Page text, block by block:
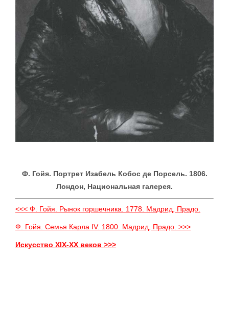
Ф. Гойя. Портрет Изабель Кобос де Порсель. 1806.
Лондон, Национальная галерея.
<<< Ф. Гойя. Рынок горшечника. 1778. Мадрид, Прадо.
Ф. Гойя. Семья Карла IV. 1800. Мадрид, Прадо. >>>
Искусство XIX-XX веков >>>